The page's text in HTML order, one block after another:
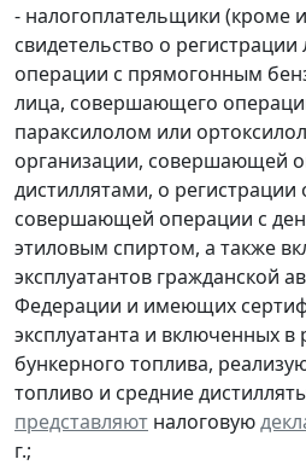
- налогоплательщики (кроме
свидетельство о
операции с прямогонным
лица, совершающего
параксилолом или
организации, совершающей
дистиллятами, о регистрации
совершающей операции с
этиловым спиртом, а также
эксплуатантов гражданской
Федерации и имеющих
эксплуатанта и включенных
бункерного топлива,
топливо и средние
представляют налоговую
г.;